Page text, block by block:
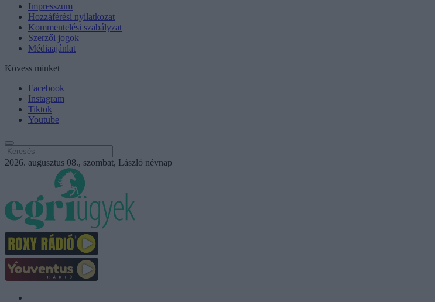
Impresszum
Hozzáférési nyilatkozat
Kommentelési szabályzat
Szerzői jogok
Médiaajánlat
Kövess minket
Facebook
Instagram
Tiktok
Youtube
2026. augusztus 08., szombat, László névnap